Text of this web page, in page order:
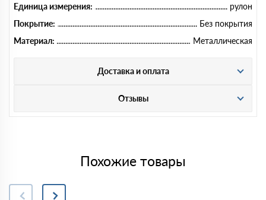
Единица измерения:
рулон
Покрытие:
Без покрытия
Материал:
Металлическая
Доставка и оплата
Отзывы
Похожие товары